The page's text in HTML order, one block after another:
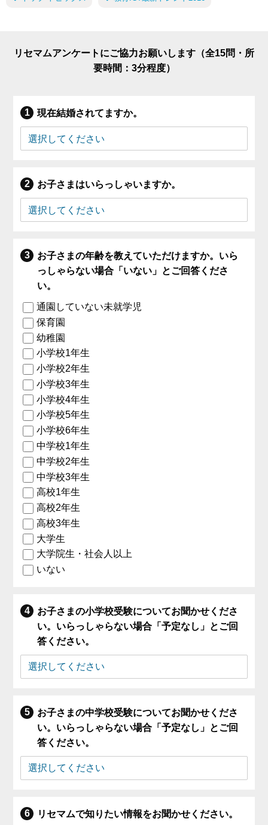
リセマムアンケートにご協力お願いします（全15問・所
要時間：3分程度）
現在結婚されてますか。
お子さまはいらっしゃいますか。
お子さまの年齢を教えていただけますか。いら
っしゃらない場合「いない」とご回答くださ
い。
通園していない未就学児
保育園
幼稚園
小学校1年生
小学校2年生
小学校3年生
小学校4年生
小学校5年生
小学校6年生
中学校1年生
中学校2年生
中学校3年生
高校1年生
高校2年生
高校3年生
大学生
大学院生・社会人以上
いない
お子さまの小学校受験についてお聞かせくださ
い。いらっしゃらない場合「予定なし」とご回
答ください。
お子さまの中学校受験についてお聞かせくださ
い。いらっしゃらない場合「予定なし」とご回
答ください。
リセマムで知りたい情報をお聞かせください。